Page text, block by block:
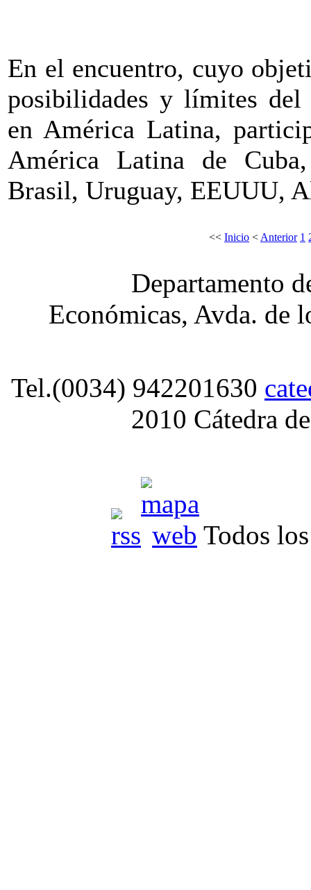
En el encuentro, cuyo
posibilidades y límites
en América Latina,
América Latina de
Brasil, Uruguay, EEUUU,
<< Inicio < Anterior 1
Departamento
Económicas, Avda. de
Tel.(0034) 942201630
2010 Cátedra
Todos